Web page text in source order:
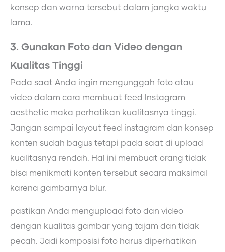
konsep dan warna tersebut dalam jangka waktu
lama.
3. Gunakan Foto dan Video dengan
Kualitas Tinggi
Pada saat Anda ingin mengunggah foto atau
video dalam cara membuat feed Instagram
aesthetic maka perhatikan kualitasnya tinggi.
Jangan sampai layout feed instagram dan konsep
konten sudah bagus tetapi pada saat di upload
kualitasnya rendah. Hal ini membuat orang tidak
bisa menikmati konten tersebut secara maksimal
karena gambarnya blur.
pastikan Anda mengupload foto dan video
dengan kualitas gambar yang tajam dan tidak
pecah. Jadi komposisi foto harus diperhatikan